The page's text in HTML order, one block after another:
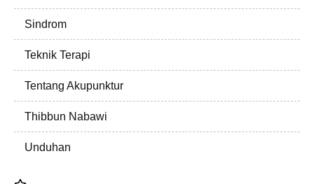
Sindrom
Teknik Terapi
Tentang Akupunktur
Thibbun Nabawi
Unduhan